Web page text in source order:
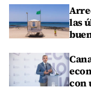
las
con